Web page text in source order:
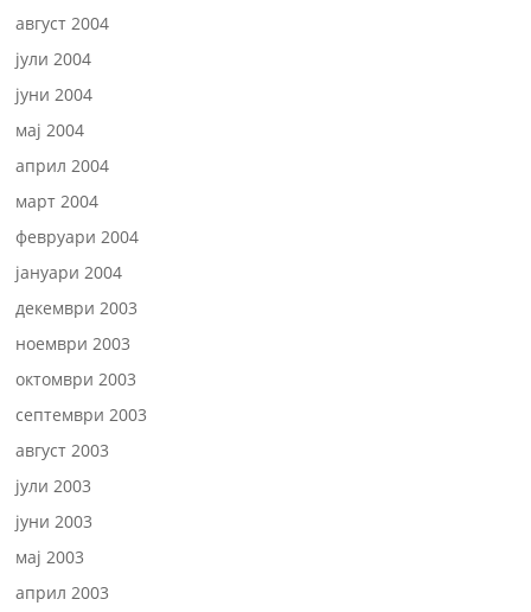
август 2004
јули 2004
јуни 2004
мај 2004
април 2004
март 2004
февруари 2004
јануари 2004
декември 2003
ноември 2003
октомври 2003
септември 2003
август 2003
јули 2003
јуни 2003
мај 2003
април 2003